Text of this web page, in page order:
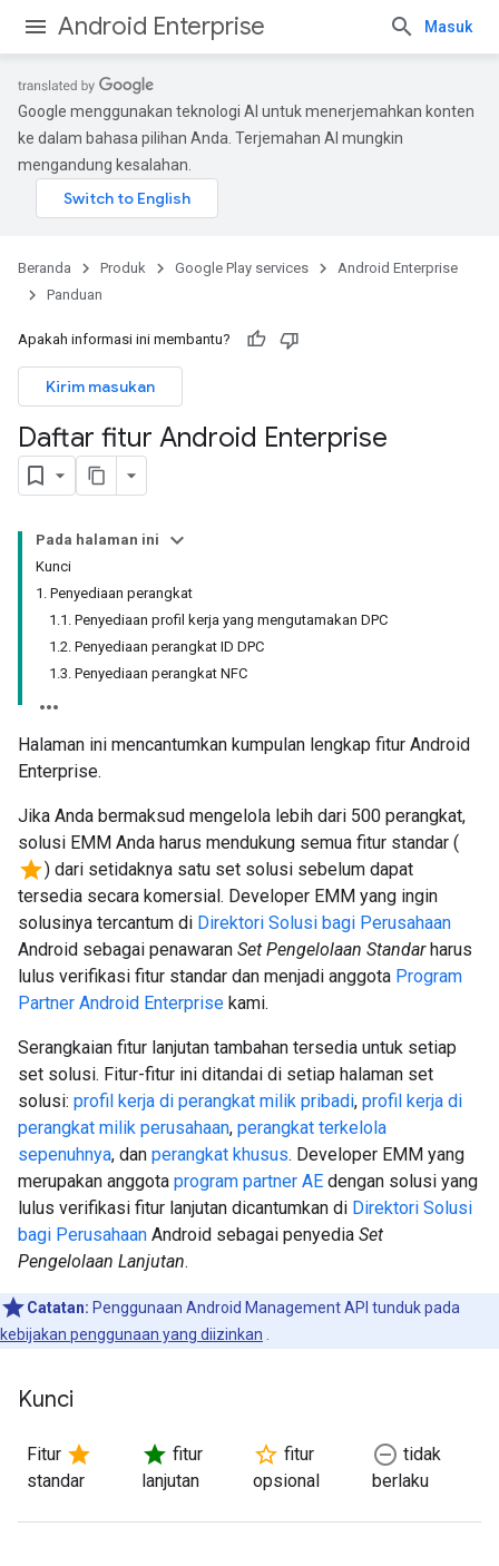
Android Enterprise Masuk
Google menggunakan teknologi AI untuk menerjemahkan konten
ke dalam bahasa pilihan Anda. Terjemahan AI mungkin
mengandung kesalahan.
Beranda Produk Google Play services
Android Enterprise
Panduan
Apakah informasi ini membantu?
Kirim masukan
Daftar fitur Android Enterprise
Pada halaman ini
Kunci
1. Penyediaan perangkat
1.1. Penyediaan profil kerja yang mengutamakan DPC
1.2. Penyediaan perangkat ID DPC
1.3. Penyediaan perangkat NFC
Halaman ini mencantumkan kumpulan lengkap fitur Android
Enterprise.
Jika Anda bermaksud mengelola lebih dari 500 perangkat,
solusi EMM Anda harus mendukung semua fitur standar (
star) dari setidaknya satu set solusi sebelum dapat
tersedia secara komersial. Developer EMM yang ingin
solusinya tercantum di Direktori Solusi bagi Perusahaan
Android sebagai penawaran Set Pengelolaan Standarharus
lulus verifikasi fitur standar dan menjadi anggota Program
Partner Android Enterprise kami.
Serangkaian fitur lanjutan tambahan tersedia untuk setiap
set solusi. Fitur-fitur ini ditandai di setiap halaman set
solusi: profil kerja di perangkat milik pribadi, profil kerja di
perangkat milik perusahaan, perangkat terkelola
sepenuhnya, dan perangkat khusus. Developer EMM yang
merupakan anggota program partner AE dengan solusi yang
lulus verifikasi fitur lanjutan dicantumkan di Direktori Solusi
bagi Perusahaan Android sebagai penyedia Set
Pengelolaan Lanjutan.
Catatan: Penggunaan Android Management API tunduk pada
kebijakan penggunaan yang diizinkan
Kunci
Fitur star
standar
star fitur
lanjutan
star_border fitur
opsional
remove_circle_outline tidak
berlaku